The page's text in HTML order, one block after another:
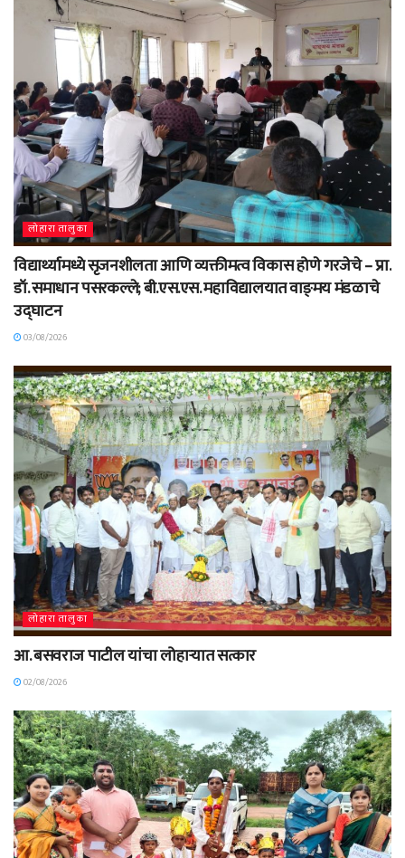
लोहारा तालुका
विद्यार्थ्यामध्ये सृजनशीलता आणि व्यक्तीमत्व विकास होणे गरजेचे – प्रा.
डॉ. समाधान पसरकल्ले; बी.एस.एस. महाविद्यालयात वाङ्‌मय मंडळाचे
उद्घाटन
03/08/2026
लोहारा तालुका
आ. बसवराज पाटील यांचा लोहाऱ्यात सत्कार
02/08/2026